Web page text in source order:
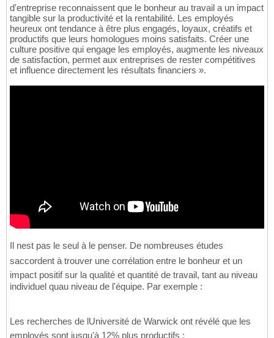
d'entreprise reconnaissent que le bonheur au travail a un impact
tangible sur la productivité et la rentabilité. Les employés
heureux ont tendance à être plus engagés, loyaux, créatifs et
productifs que leurs homologues moins satisfaits. Créer une
culture positive qui engage les employés, augmente les niveaux
de satisfaction, permet aux entreprises de rester compétitives
et influence directement les résultats financiers ».
Il nest pas le seul à le penser. De nombreuses études
saccordent à trouver une corrélation entre le bonheur et un
impact positif sur la qualité et quantité de travail, tant au niveau
individuel quau niveau de l'équipe. Par exemple :
Les recherches de lUniversité de Warwick ont révélé que les
employés sont jusqu'à 12% plus productifs ;